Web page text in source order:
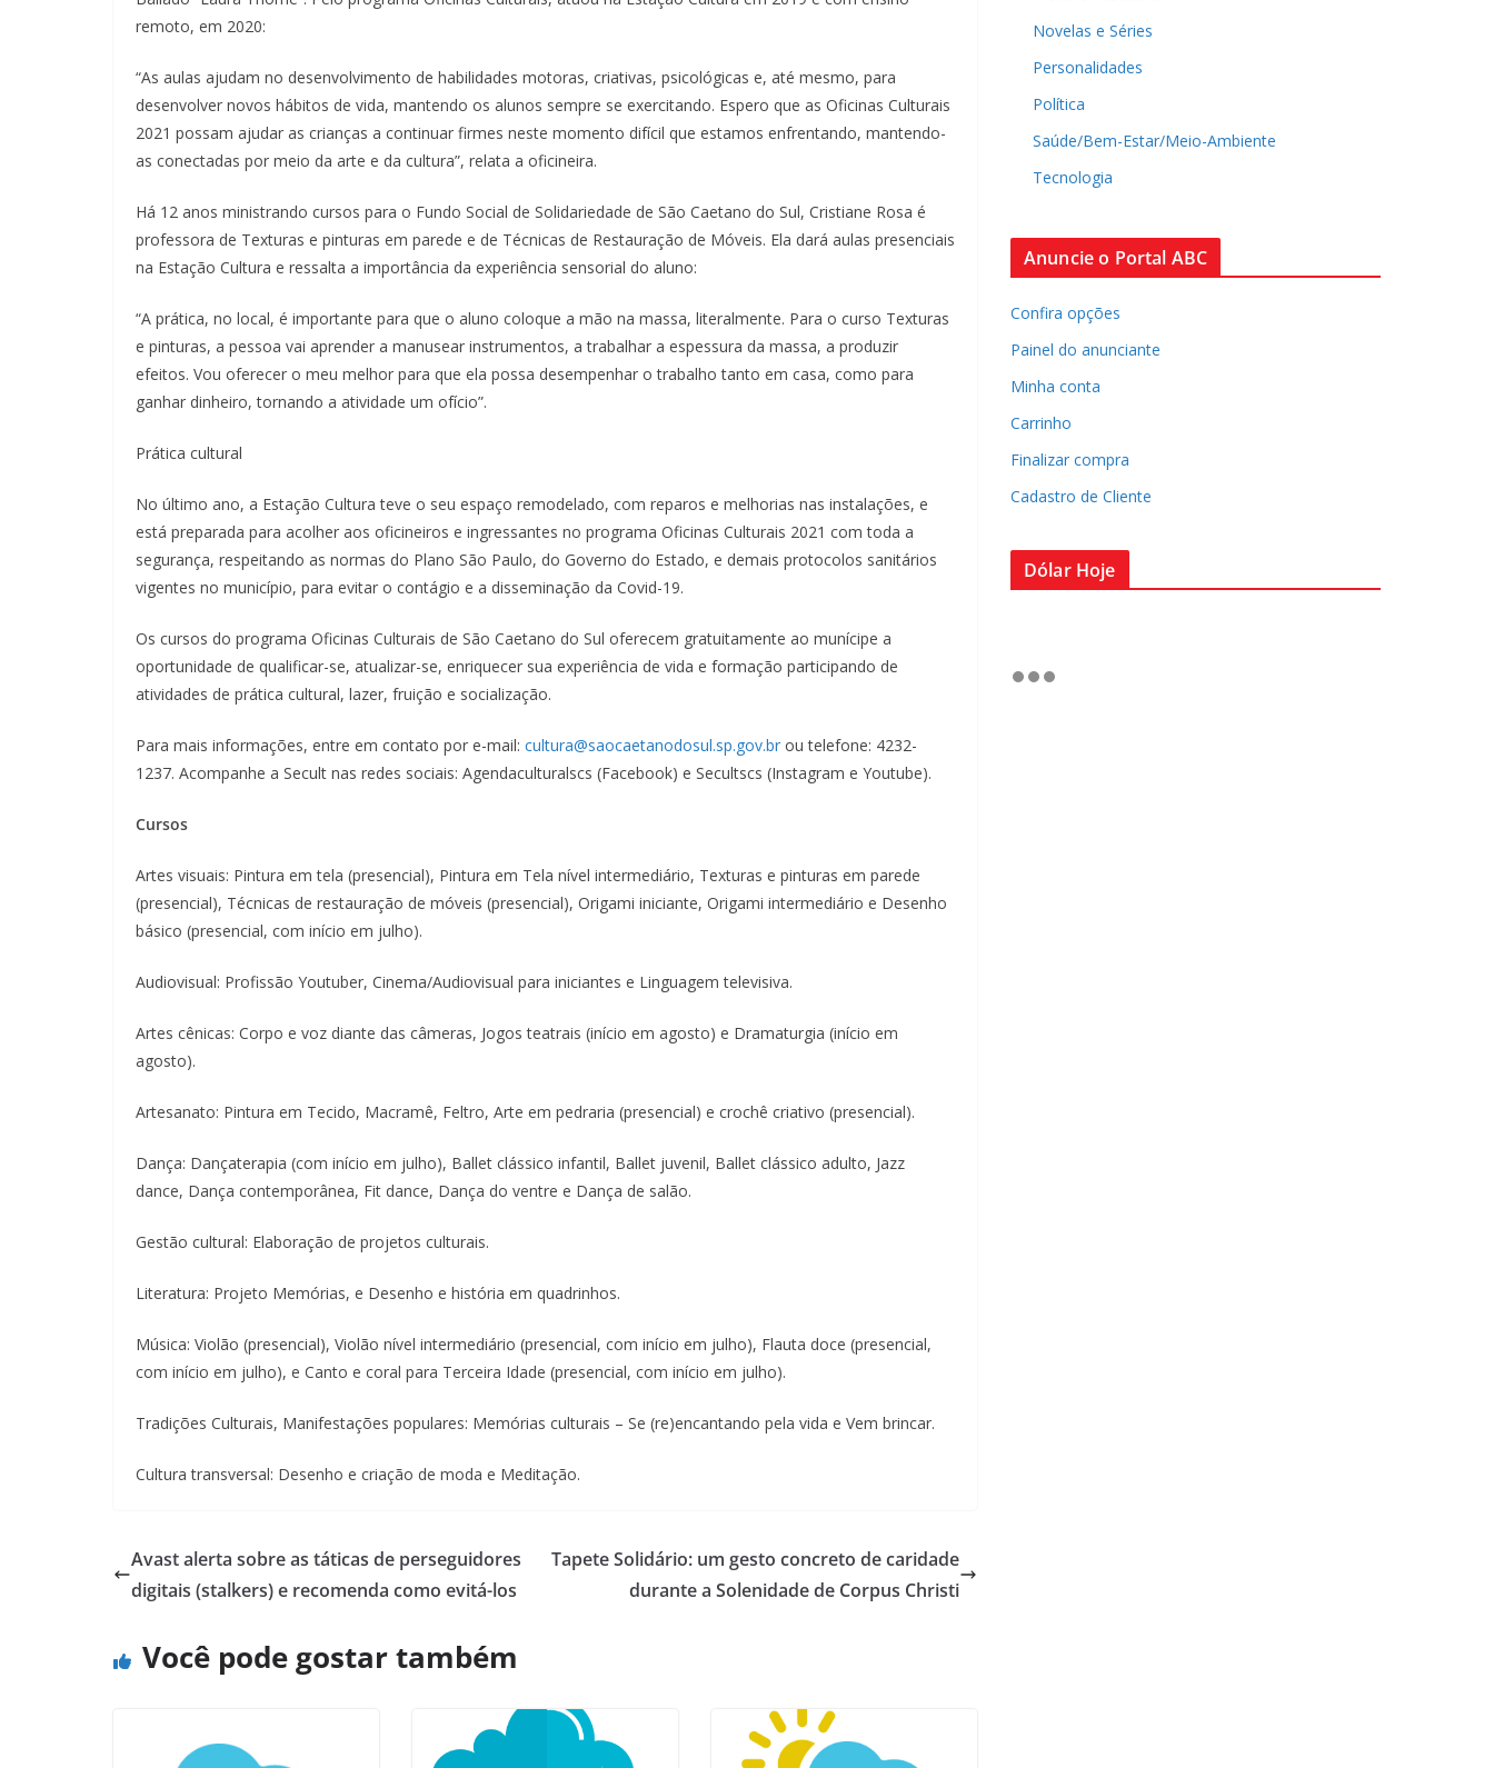
remoto, em 2020:
“As aulas ajudam no desenvolvimento de habilidades motoras, criativas, psicológicas e, até mesmo, para
desenvolver novos hábitos de vida, mantendo os alunos sempre se exercitando. Espero que as Oficinas Culturais
2021 possam ajudar as crianças a continuar firmes neste momento difícil que estamos enfrentando, mantendo-
as conectadas por meio da arte e da cultura”, relata a oficineira.
Há 12 anos ministrando cursos para o Fundo Social de Solidariedade de São Caetano do Sul, Cristiane Rosa é
professora de Texturas e pinturas em parede e de Técnicas de Restauração de Móveis. Ela dará aulas presenciais
na Estação Cultura e ressalta a importância da experiência sensorial do aluno:
“A prática, no local, é importante para que o aluno coloque a mão na massa, literalmente. Para o curso Texturas
e pinturas, a pessoa vai aprender a manusear instrumentos, a trabalhar a espessura da massa, a produzir
efeitos. Vou oferecer o meu melhor para que ela possa desempenhar o trabalho tanto em casa, como para
ganhar dinheiro, tornando a atividade um ofício”.
Prática cultural
No último ano, a Estação Cultura teve o seu espaço remodelado, com reparos e melhorias nas instalações, e
está preparada para acolher aos oficineiros e ingressantes no programa Oficinas Culturais 2021 com toda a
segurança, respeitando as normas do Plano São Paulo, do Governo do Estado, e demais protocolos sanitários
vigentes no município, para evitar o contágio e a disseminação da Covid-19.
Os cursos do programa Oficinas Culturais de São Caetano do Sul oferecem gratuitamente ao munícipe a
oportunidade de qualificar-se, atualizar-se, enriquecer sua experiência de vida e formação participando de
atividades de prática cultural, lazer, fruição e socialização.
Para mais informações, entre em contato por e-mail: cultura@saocaetanodosul.sp.gov.br ou telefone: 4232-
1237. Acompanhe a Secult nas redes sociais: Agendaculturalscs (Facebook) e Secultscs (Instagram e Youtube).
Cursos
Artes visuais: Pintura em tela (presencial), Pintura em Tela nível intermediário, Texturas e pinturas em parede
(presencial), Técnicas de restauração de móveis (presencial), Origami iniciante, Origami intermediário e Desenho
básico (presencial, com início em julho).
Audiovisual: Profissão Youtuber, Cinema/Audiovisual para iniciantes e Linguagem televisiva.
Artes cênicas: Corpo e voz diante das câmeras, Jogos teatrais (início em agosto) e Dramaturgia (início em
agosto).
Artesanato: Pintura em Tecido, Macramê, Feltro, Arte em pedraria (presencial) e crochê criativo (presencial).
Dança: Dançaterapia (com início em julho), Ballet clássico infantil, Ballet juvenil, Ballet clássico adulto, Jazz
dance, Dança contemporânea, Fit dance, Dança do ventre e Dança de salão.
Gestão cultural: Elaboração de projetos culturais.
Literatura: Projeto Memórias, e Desenho e história em quadrinhos.
Música: Violão (presencial), Violão nível intermediário (presencial, com início em julho), Flauta doce (presencial,
com início em julho), e Canto e coral para Terceira Idade (presencial, com início em julho).
Tradições Culturais, Manifestações populares: Memórias culturais – Se (re)encantando pela vida e Vem brincar.
Cultura transversal: Desenho e criação de moda e Meditação.
Avast alerta sobre as táticas de perseguidores
digitais (stalkers) e recomenda como evitá-los
Tapete Solidário: um gesto concreto de caridade
durante a Solenidade de Corpus Christi
Você pode gostar também
Novelas e Séries
Personalidades
Política
Saúde/Bem-Estar/Meio-Ambiente
Tecnologia
Anuncie o Portal ABC
Confira opções
Painel do anunciante
Minha conta
Carrinho
Finalizar compra
Cadastro de Cliente
Dólar Hoje